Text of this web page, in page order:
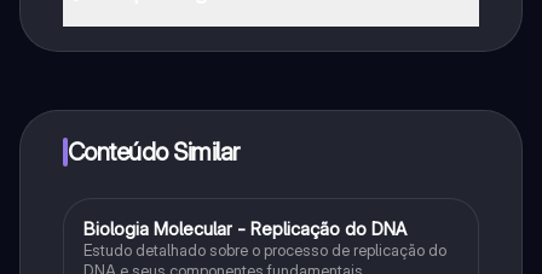
Conteúdo Similar
Ciência
Biologia Molecular - Replicação do DNA
Estudo detalhado sobre o processo de replicação do